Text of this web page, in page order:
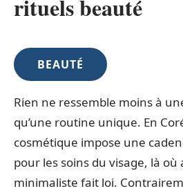
rituels beauté
BEAUTÉ
Rien ne ressemble moins à
qu’une routine unique. En
cosmétique impose une
pour les soins du visage, là
minimaliste fait loi.